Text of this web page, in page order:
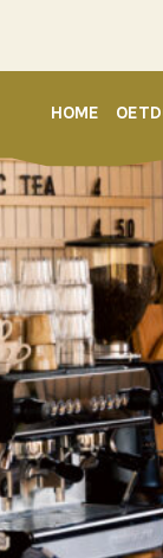
HOME